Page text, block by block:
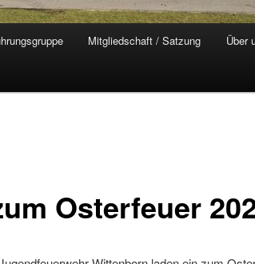
Mitgliedschaft / Satzung Über
Osterfeuer